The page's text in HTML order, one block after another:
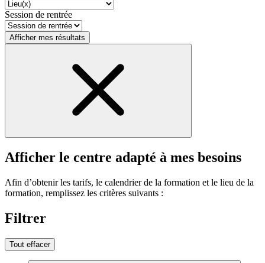
Session de rentrée
Afficher mes résultats
Afficher le centre adapté à mes besoins
Afin d’obtenir les tarifs, le calendrier de la formation et le lieu de la
formation, remplissez les critères suivants :
Filtrer
Tout effacer